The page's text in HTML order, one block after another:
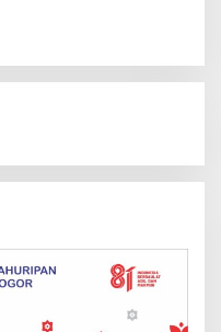
Islami